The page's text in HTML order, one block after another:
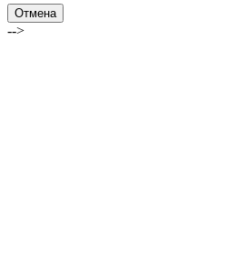
Отмена
-->